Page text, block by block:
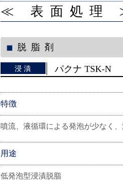
≪ 表面処理
脱脂剤
浸漬 パクナ TSK-N
特徴
噴流、液循環による発泡が少なく
用途
低発泡型浸漬脱脂